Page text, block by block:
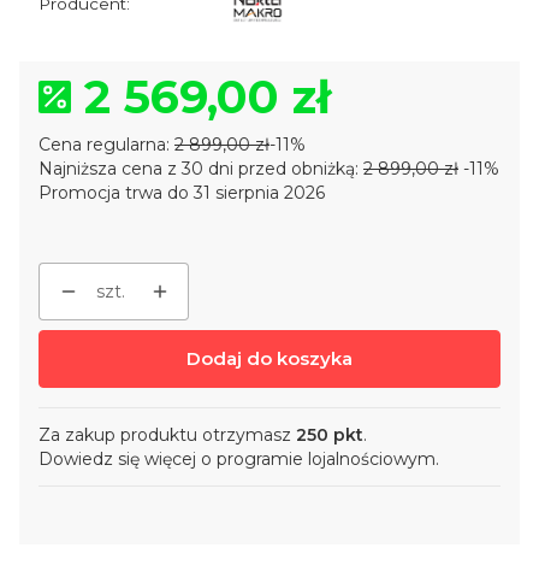
2 569,00 zł
Cena regularna: 2 899,00 zł-11%
Najniższa cena z 30 dni przed obniżką: 2 899,00 zł -11%
Promocja trwa do 31 sierpnia 2026
szt.
Dodaj do koszyka
Za zakup produktu otrzymasz 250 pkt.
Dowiedz się więcej o programie lojalnościowym.